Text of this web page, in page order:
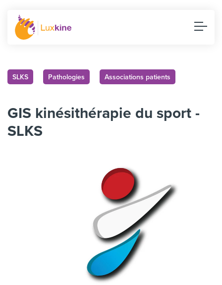
SLKS Pathologies Associations patients
GIS kinésithérapie du sport -
SLKS